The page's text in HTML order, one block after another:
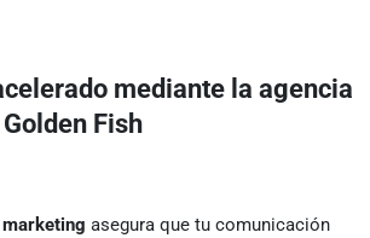
mediante la agencia
Fish
asegura que tu comunicación